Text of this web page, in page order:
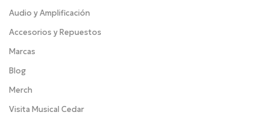
Audio y Amplificación
Accesorios y Repuestos
Marcas
Blog
Merch
Visita Musical Cedar